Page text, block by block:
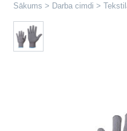
Sākums > Darba cimdi >